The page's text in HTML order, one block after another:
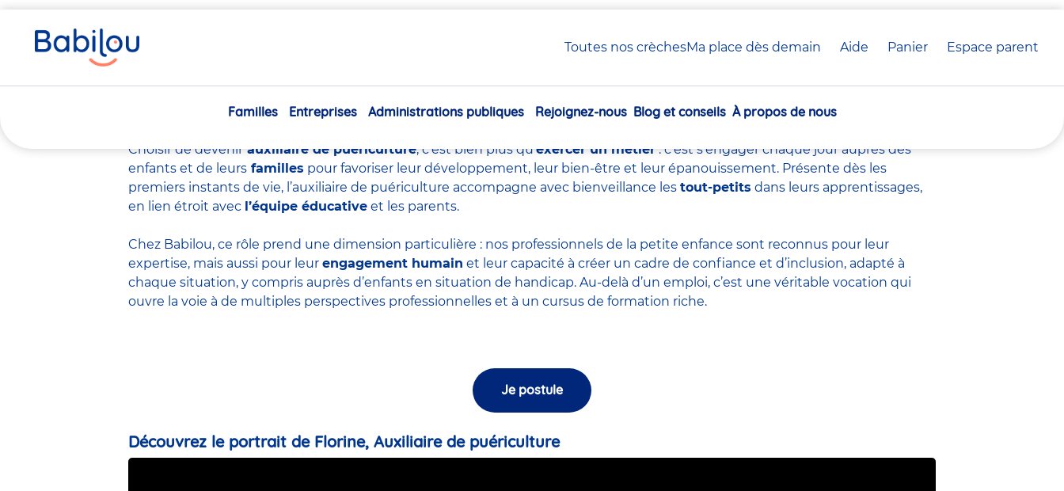
Toutes nos crèchesMa place dès demain Aide Panier crèche(s)
Espace parent
Navigation
Familles Entreprises Administrations publiques Rejoignez-nous Blog et conseils À propos de nous
êtes
ici
essentiel
Choisir de devenirauxiliaire de puériculture, c’est bien plus qu’exercer un métier: c’est s’engager chaque jour auprès des
enfants et de leurs familles pour favoriser leur développement, leur bien-être et leur épanouissement. Présente dès les
premiers instants de vie, l’auxiliaire de puériculture accompagne avec bienveillance les tout-petits dans leurs apprentissages,
en lien étroit avec l’équipe éducative et les parents.
Chez Babilou, ce rôle prend une dimension particulière : nos professionnels de la petite enfance sont reconnus pour leur
expertise, mais aussi pour leur engagement humain et leur capacité à créer un cadre de confiance et d’inclusion, adapté à
chaque situation, y compris auprès d’enfants en situation de handicap. Au-delà d’un emploi, c’est une véritable vocation qui
ouvre la voie à de multiples perspectives professionnelles et à un cursus de formation riche.
Je postule
Découvrez le portrait de Florine, Auxiliaire de puériculture